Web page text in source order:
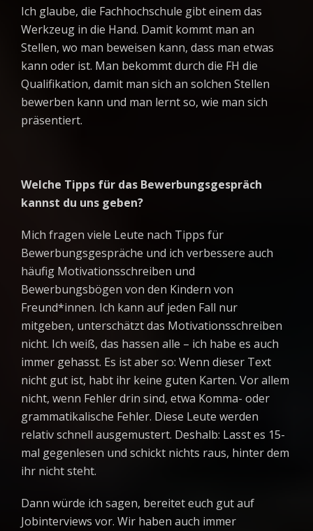
Ich glaube, die Fachhochschule gibt einem das
Werkzeug in die Hand. Damit kommt man an
Stellen, wo man beweisen kann, dass man etwas
kann oder ist. Man bekommt durch die FH die
Qualifikation, damit man sich an solchen Stellen
bewerben kann und man lernt so, wie man sich
präsentiert.
Welche Tipps für das Bewerbungsgespräch
kannst du uns geben?
Mich fragen viele Leute nach Tipps für
Bewerbungsgespräche und ich verbessere auch
häufig Motivationsschreiben und
Bewerbungsbögen von den Kindern von
Freund*innen. Ich kann auf jeden Fall nur
mitgeben, unterschätzt das Motivationsschreiben
nicht. Ich weiß, das hassen alle – ich habe es auch
immer gehasst. Es ist aber so: Wenn dieser Text
nicht gut ist, habt ihr keine guten Karten. Vor allem
nicht, wenn Fehler drin sind, etwa Komma- oder
grammatikalische Fehler. Diese Leute werden
relativ schnell ausgemustert. Deshalb: Lasst es 15-
mal gegenlesen und schickt nichts raus, hinter dem
ihr nicht steht.
Dann würde ich sagen, bereitet euch gut auf
Jobinterviews vor. Wir haben auch immer